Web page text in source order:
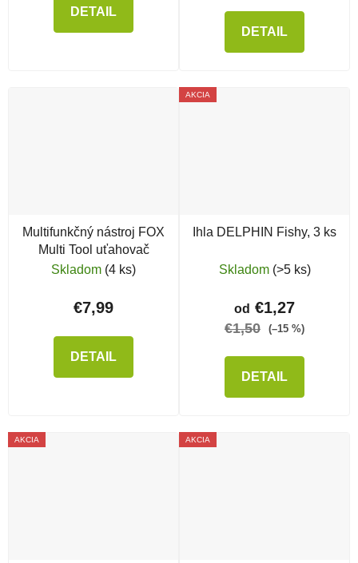
DETAIL
DETAIL
Multifunkčný nástroj FOX
Multi Tool uťahovač
Skladom (4 ks)
€7,99
DETAIL
AKCIA
Ihla DELPHIN Fishy, 3 ks
Skladom (>5 ks)
od €1,27
€1,50 (–15 %)
DETAIL
AKCIA AKCIA